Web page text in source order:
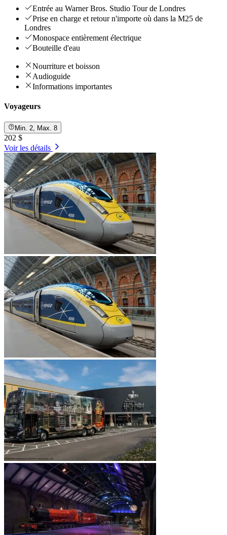
Entrée au Warner Bros. Studio Tour de Londres
Prise en charge et retour n'importe où dans la M25 de
Londres
Monospace entièrement électrique
Bouteille d'eau
Nourriture et boisson
Audioguide
Informations importantes
Voyageurs
Min. 2, Max. 8
202 $
Voir les détails